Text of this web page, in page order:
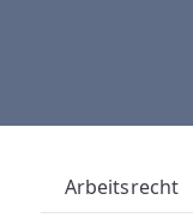
E
Arbeitsrecht